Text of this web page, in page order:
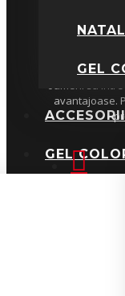
GEL
ACCESORII
GEL
Suntem o
oameni sa
avantajoase.